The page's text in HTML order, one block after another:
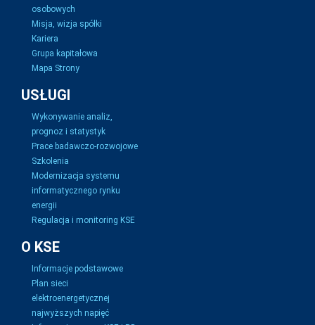
osobowych
Misja, wizja spółki
Kariera
Grupa kapitałowa
Mapa Strony
USŁUGI
Wykonywanie analiz,
prognoz i statystyk
Prace badawczo-rozwojowe
Szkolenia
Modernizacja systemu
informatycznego rynku
energii
Regulacja i monitoring KSE
O KSE
Informacje podstawowe
Plan sieci
elektroenergetycznej
najwyższych napięć